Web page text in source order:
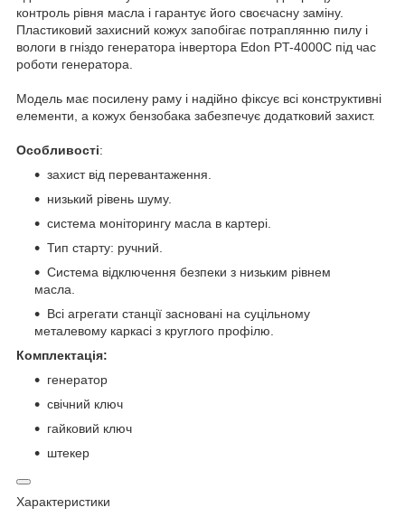
контроль рівня масла і гарантує його своєчасну заміну.
Пластиковий захисний кожух запобігає потраплянню пилу і
вологи в гніздо генератора інвертора Edon PT-4000C під час
роботи генератора.
Модель має посилену раму і надійно фіксує всі конструктивні
елементи, а кожух бензобака забезпечує додатковий захист.
Особливості:
захист від перевантаження.
низький рівень шуму.
система моніторингу масла в картері.
Тип старту: ручний.
Система відключення безпеки з низьким рівнем
масла.
Всі агрегати станції засновані на суцільному
металевому каркасі з круглого профілю.
Комплектація:
генератор
свічний ключ
гайковий ключ
штекер
Характеристики